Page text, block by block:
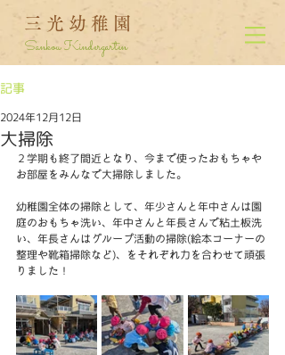
三光幼稚園
Sankou Kindergarten
記事
大掃除
2024年12月12日
２学期も終了間近となり、今まで使ったおもちゃや
お部屋をみんなで大掃除しました。
幼稚園全体の掃除として、年少さんと年中さんは園
庭のおもちゃ洗い、年中さんと年長さんで粘土板洗
い、年長さんはグループ活動の掃除(絵本コーナーの
整理や靴箱掃除など)、をそれぞれ力を合わせて頑張
りました！